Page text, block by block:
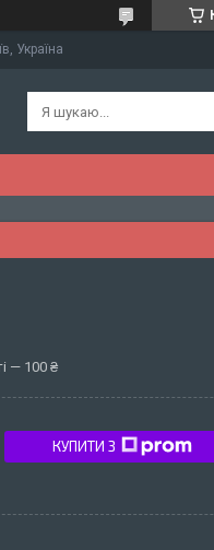
Україна
— 100 ₴
КУПИТИ З